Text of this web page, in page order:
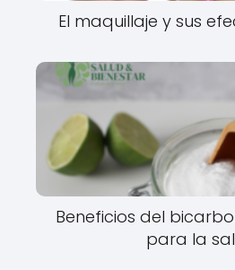
El maquillaje y sus
Beneficios del
para la